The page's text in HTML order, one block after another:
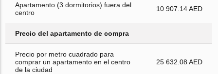
Apartamento (3 dormitorios) fuera del
centro
10 907.14 AED
Precio del apartamento de compra
Precio por metro cuadrado para
comprar un apartamento en el centro
de la ciudad
25 632.08 AED